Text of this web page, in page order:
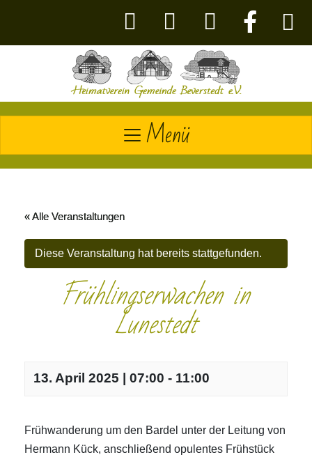
Menü
« Alle Veranstaltungen
Diese Veranstaltung hat bereits stattgefunden.
Frühlingserwachen in
Lunestedt
13. April 2025 | 07:00 - 11:00
Frühwanderung um den Bardel unter der Leitung von
Hermann Kück, anschließend opulentes Frühstück